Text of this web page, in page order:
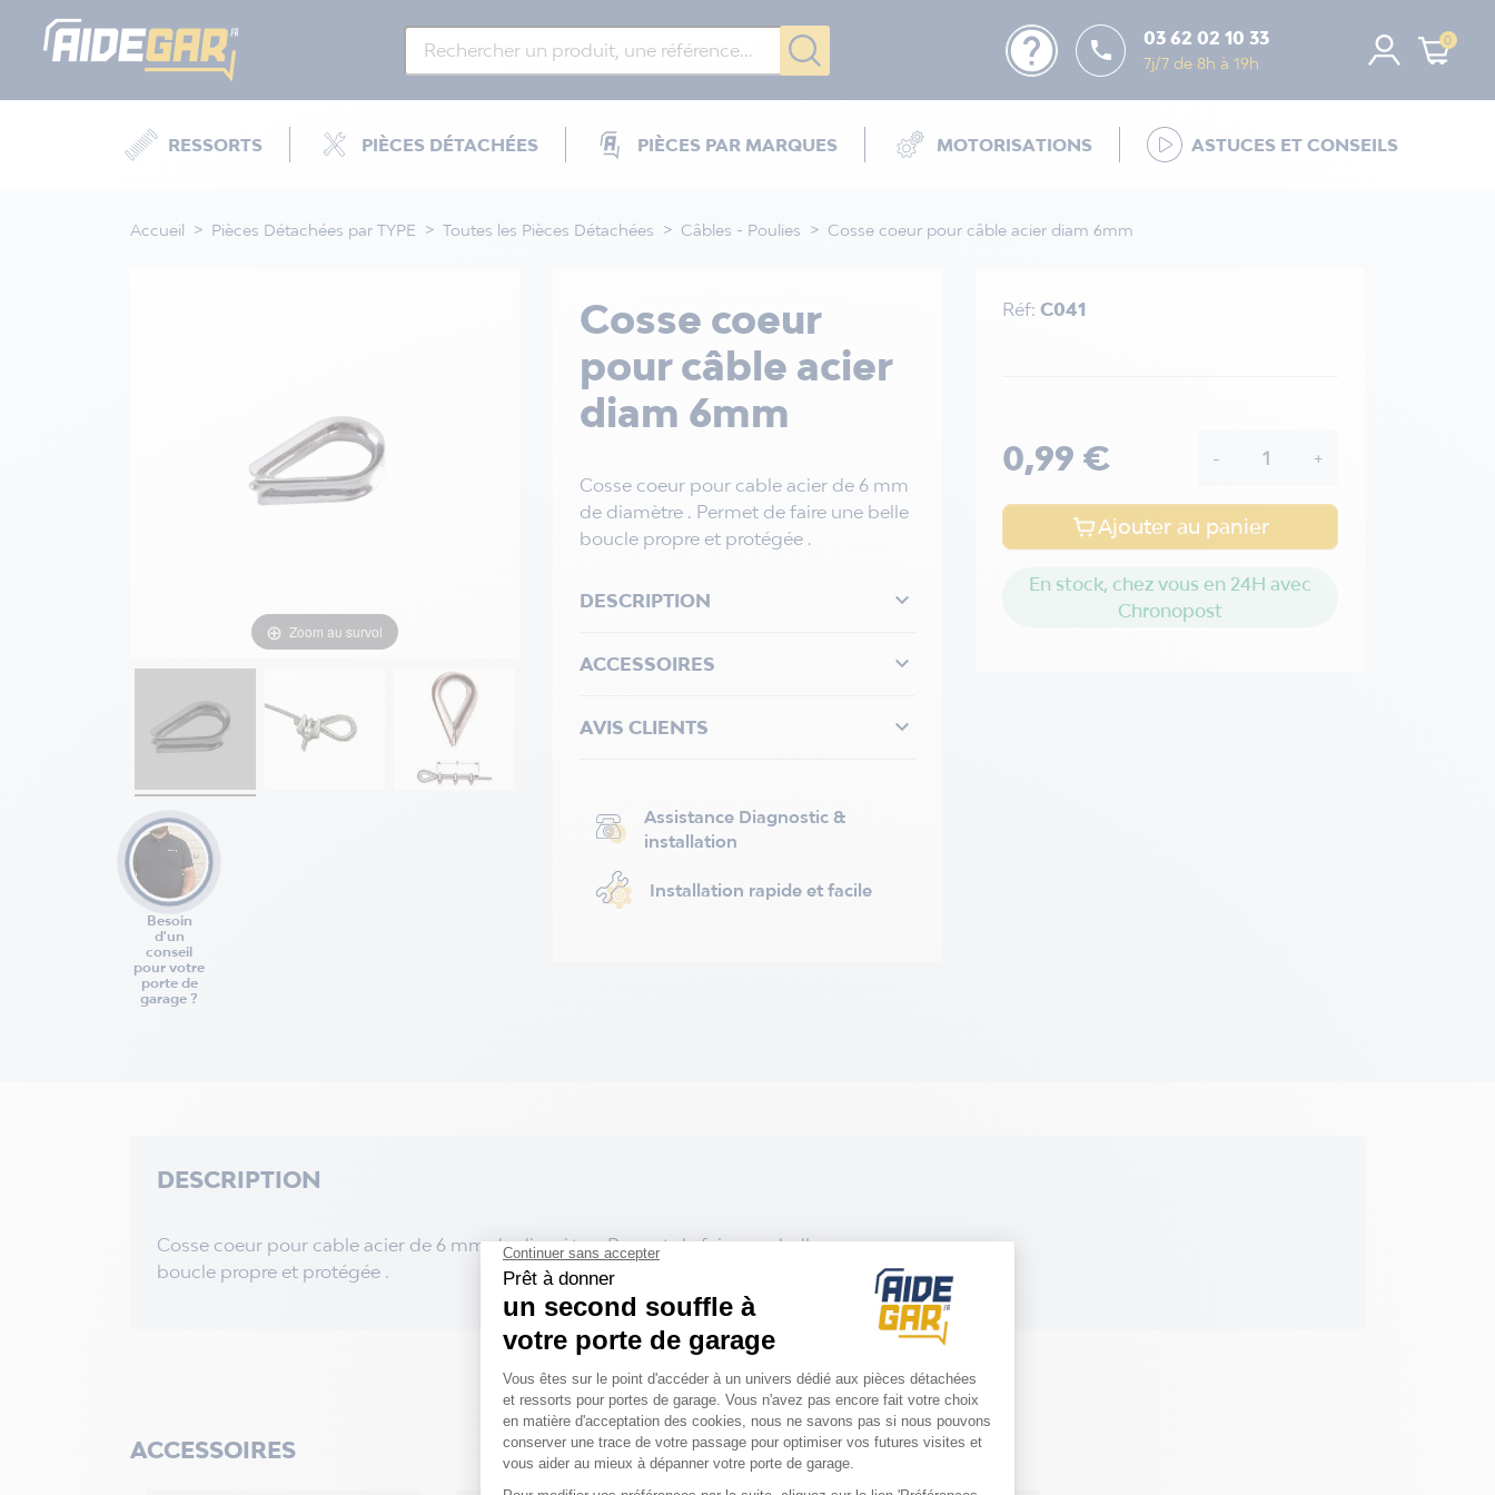
help  03 62 02 10 33
7j/7 de 8h à 19h
0
RESSORTS PIÈCES DÉTACHÉES PIÈCES PAR MARQUES MOTORISATIONS ASTUCES ET CONSEILS
Accueil Pièces Détachées par TYPE Toutes les Pièces Détachées Câbles - Poulies Cosse coeur pour câble acier diam 6mm
Zoom au survol
Besoin
d'un
conseil
pour votre
porte de
garage ?
Cosse coeur
pour câble acier
diam 6mm
Cosse coeur pour cable acier de 6 mm
de diamètre . Permet de faire une belle
boucle propre et protégée .
DESCRIPTION 
ACCESSOIRES 
AVIS CLIENTS 
Assistance Diagnostic &
installation
Installation rapide et facile
Réf: C041
0,99 € - +
Ajouter au panier
En stock, chez vous en 24H avec
Chronopost
DESCRIPTION
Cosse coeur pour cable acier de 6 mm de diamètre . Permet de faire une belle
boucle propre et protégée .
ACCESSOIRES